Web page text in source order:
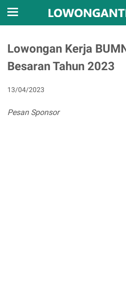
Lowongan Kerja
Besaran Tahun 2023
13/04/2023
Pesan Sponsor